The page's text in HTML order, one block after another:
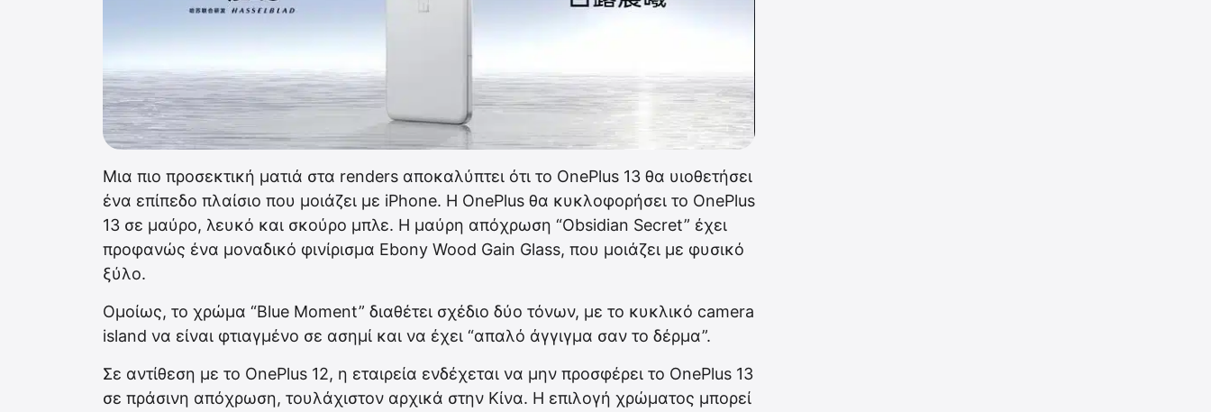
Μια πιο προσεκτική ματιά στα renders αποκαλύπτει ότι το OnePlus 13 θα υιοθετήσει
ένα επίπεδο πλαίσιο που μοιάζει με iPhone. Η OnePlus θα κυκλοφορήσει το OnePlus
13 σε μαύρο, λευκό και σκούρο μπλε. Η μαύρη απόχρωση “Obsidian Secret” έχει
προφανώς ένα μοναδικό φινίρισμα Ebony Wood Gain Glass, που μοιάζει με φυσικό
ξύλο.
Ομοίως, το χρώμα “Blue Moment” διαθέτει σχέδιο δύο τόνων, με το κυκλικό camera
island να είναι φτιαγμένο σε ασημί και να έχει “απαλό άγγιγμα σαν το δέρμα”.
Σε αντίθεση με το OnePlus 12, η ​​εταιρεία ενδέχεται να μην προσφέρει το OnePlus 13
σε πράσινη απόχρωση, τουλάχιστον αρχικά στην Κίνα. Η επιλογή χρώματος μπορεί